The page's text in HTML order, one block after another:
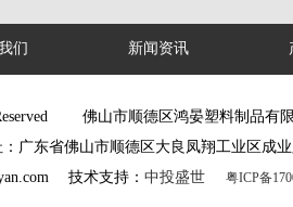
们 新闻资讯
佛山市顺德区鸿晏塑料制品有
广东省佛山市顺德区大良凤翔工业区成
技术支持： 中投盛世 粤ICP备